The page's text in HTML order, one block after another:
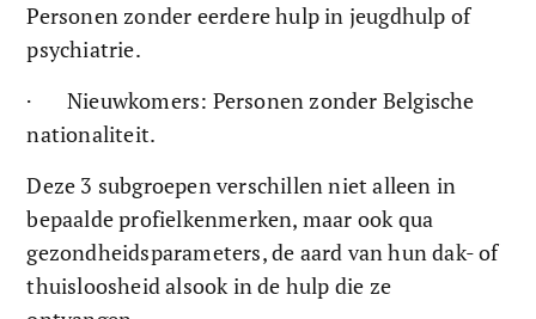
Personen zonder eerdere hulp in jeugdhulp of
psychiatrie.
·       Nieuwkomers: Personen zonder Belgische
nationaliteit.
Deze 3 subgroepen verschillen niet alleen in
bepaalde profielkenmerken, maar ook qua
gezondheidsparameters, de aard van hun dak- of
thuisloosheid alsook in de hulp die ze